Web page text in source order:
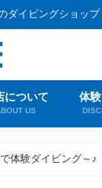
ダイビングショップ
について
US
体
体験ダイビング～♪